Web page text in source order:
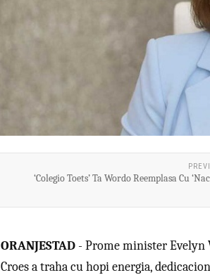
‘Colegio Toets’ Ta Wordo Reemplasa Cu
ORANJESTAD - Prome minister Evelyn
Croes a traha cu hopi energia,